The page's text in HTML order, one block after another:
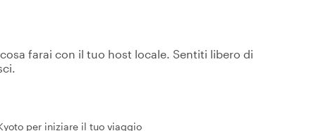
farai con il tuo host locale. Sentiti libero di
per iniziare il tuo viaggio